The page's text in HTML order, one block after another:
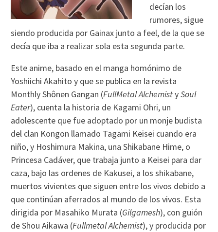
decían los
rumores, sigue
siendo producida por Gainax junto a feel, de la que se
decía que iba a realizar sola esta segunda parte.
Este anime, basado en el manga homónimo de
Yoshiichi Akahito y que se publica en la revista
Monthly Shônen Gangan (FullMetal AlchemistySoul
Eater), cuenta la historia de Kagami Ohri, un
adolescente que fue adoptado por un monje budista
del clan Kongon llamado Tagami Keisei cuando era
niño, y Hoshimura Makina, una Shikabane Hime, o
Princesa Cadáver, que trabaja junto a Keisei para dar
caza, bajo las ordenes de Kakusei, a los shikabane,
muertos vivientes que siguen entre los vivos debido a
que continúan aferrados al mundo de los vivos. Esta
dirigida por Masahiko Murata (Gilgamesh), con guión
de Shou Aikawa (Fullmetal Alchemist), y producida por